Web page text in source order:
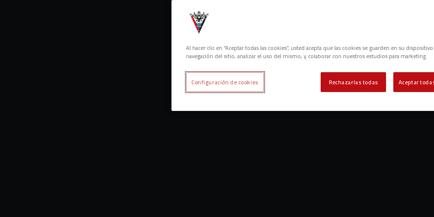
Al hacer clic en “Aceptar todas las cookies”, usted acepta que las cookies se guarden en su
navegación del sitio, analizar el uso del mismo, y colaborar con nuestros estudios para marketing.
Rechazarlas todas Aceptar
Configuración de cookies